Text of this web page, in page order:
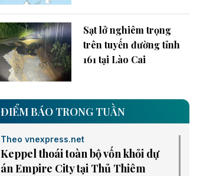
Sạt lở nghiêm trọng
trên tuyến đường tỉnh
161 tại Lào Cai
ĐIỂM BÁO TRONG TUẦN
Theo vnexpress.net
Keppel thoái toàn bộ vốn khỏi dự
án Empire City tại Thủ Thiêm